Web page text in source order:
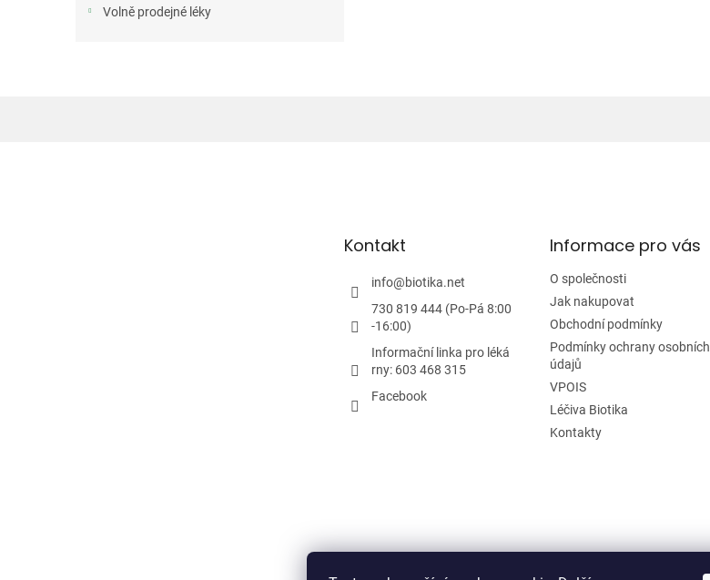
Volně prodejné léky
Kontakt
info@biotika.net
730 819 444 (Po-Pá 8:00
-16:00)
Informační linka pro léká
rny: 603 468 315
Facebook
Informace pro vás
O společnosti
Jak nakupovat
Obchodní podmínky
Podmínky ochrany osobních
údajů
VPOIS
Léčiva Biotika
Kontakty